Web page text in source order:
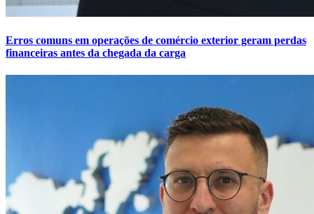
Erros comuns em operações de comércio exterior geram perdas
financeiras antes da chegada da carga